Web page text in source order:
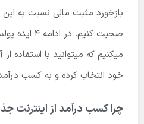
بازخورد مثبت مالی نسبت به
صحبت کنیم. در
میکنیم که میتوانید با استفاده
خود انتخاب کرده و به کسب درآمد
چرا کسب درآمد از اینترنت